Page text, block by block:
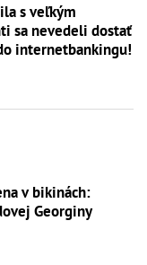
s veľkým
sa nevedeli dostať
internetbankingu!
v bikinách:
Georginy